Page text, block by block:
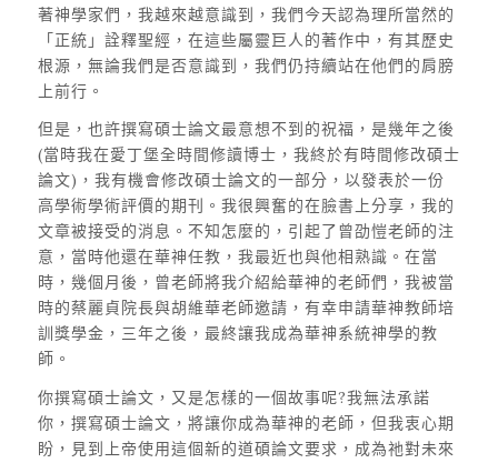
著神學家們，我越來越意識到，我們今天認為理所當然的
「正統」詮釋聖經，在這些屬靈巨人的著作中，有其歷史
根源，無論我們是否意識到，我們仍持續站在他們的肩膀
上前行。
但是，也許撰寫碩士論文最意想不到的祝福，是幾年之後
(當時我在愛丁堡全時間修讀博士，我終於有時間修改碩士
論文)，我有機會修改碩士論文的一部分，以發表於一份
高學術學術評價的期刊。我很興奮的在臉書上分享，我的
文章被接受的消息。不知怎麼的，引起了曾劭愷老師的注
意，當時他還在華神任教，我最近也與他相熟識。在當
時，幾個月後，曾老師將我介紹給華神的老師們，我被當
時的蔡麗貞院長與胡維華老師邀請，有幸申請華神教師培
訓獎學金，三年之後，最終讓我成為華神系統神學的教
師。
你撰寫碩士論文，又是怎樣的一個故事呢?我無法承諾
你，撰寫碩士論文，將讓你成為華神的老師，但我衷心期
盼，見到上帝使用這個新的道碩論文要求，成為祂對未來